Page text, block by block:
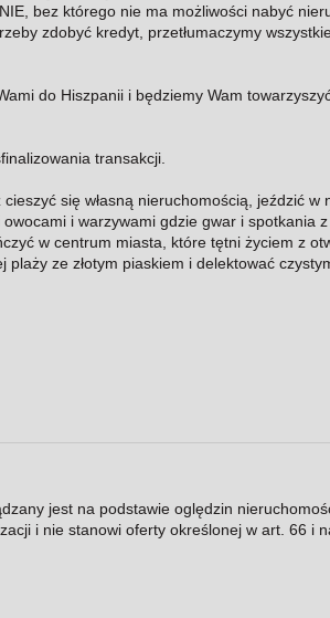
bez którego nie ma możliwości nabyć
zdobyć kredyt, przetłumaczymy
do Hiszpanii i będziemy Wam
transakcji.
się własną nieruchomością, jeździć w
i warzywami gdzie gwar i spotkania
w centrum miasta, które tętni życiem z
plaży ze złotym piaskiem i delektować
jest na podstawie oględzin
i nie stanowi oferty określonej w art. 66 i